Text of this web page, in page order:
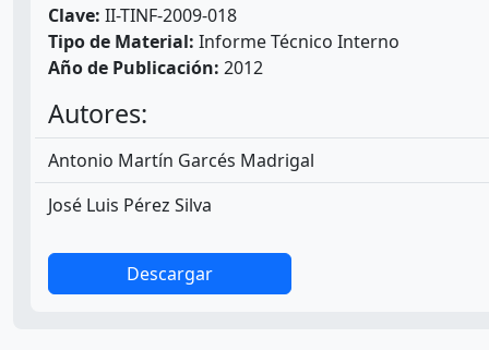
Clave: II-TINF-2009-018
Tipo de Material: Informe Técnico Interno
Año de Publicación: 2012
Autores:
Antonio Martín Garcés Madrigal
José Luis Pérez Silva
Descargar